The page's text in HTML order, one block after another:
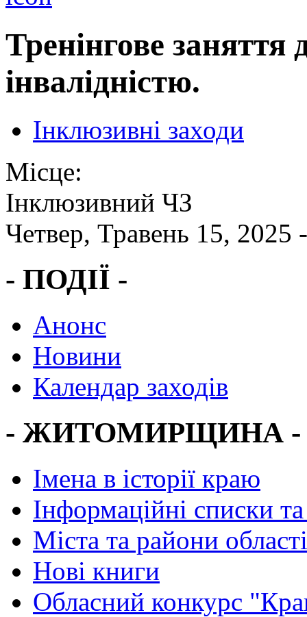
Тренінгове заняття
інвалідністю.
Інклюзивні заходи
Місце:
Інклюзивний ЧЗ
Четвер, Травень 15, 2025
- ПОДІЇ -
Анонс
Новини
Календар заходів
- ЖИТОМИРЩИНА -
Імена в історії краю
Інформаційні списки
Міста та райони області
Нові книги
Обласний конкурс